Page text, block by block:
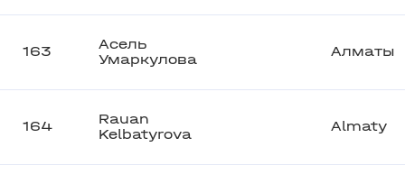
163
Асель
Умаркулова
Алматы
164
Rauan
Kelbatyrova
Almaty